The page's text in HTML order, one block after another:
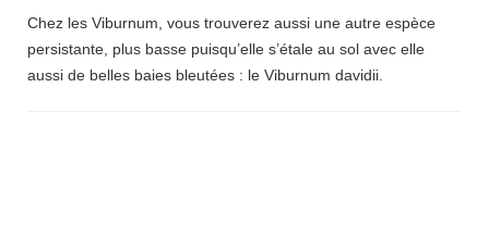
Chez les Viburnum, vous trouverez aussi une autre espèce
persistante, plus basse puisqu’elle s’étale au sol avec elle
aussi de belles baies bleutées : le Viburnum davidii.